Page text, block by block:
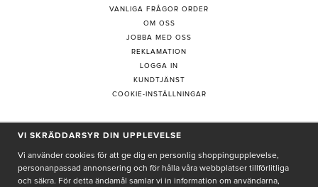
VANLIGA FRÅGOR ORDER
OM OSS
JOBBA MED OSS
REKLAMATION
LOGGA IN
KUNDTJÄNST
COOKIE-INSTÄLLNINGAR
PRENUMERERA PÅ NYHETSBREV
VI SKRÄDDARSYR DIN UPPLEVELSE
Vi använder cookies för att ge dig en personlig shoppingupplevelse,
personanpassad annonsering och för hålla våra webbplatser tillförlitliga
och säkra. För detta ändamål samlar vi in information om användarna,